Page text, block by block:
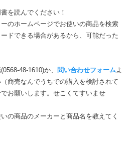
を読んでください！
のホームページでお使いの商品を検索
ドできる場合があるから、可能だった
48-1610)か、 問い合わせフォームよ
商売なんでうちでの購入を検討されて
お願いします。せこくてすいませ
の商品のメーカーと商品名を教えてく